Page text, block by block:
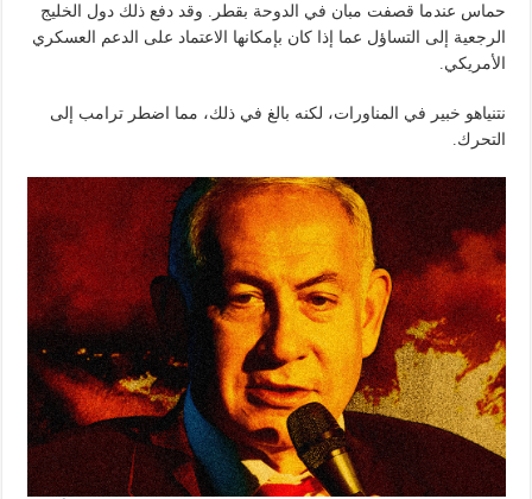
حماس عندما قصفت مبان في الدوحة بقطر. وقد دفع ذلك دول الخليج
الرجعية إلى التساؤل عما إذا كان بإمكانها الاعتماد على الدعم العسكري
الأمريكي.
نتنياهو خبير في المناورات، لكنه بالغ في ذلك، مما اضطر ترامب إلى
التحرك.